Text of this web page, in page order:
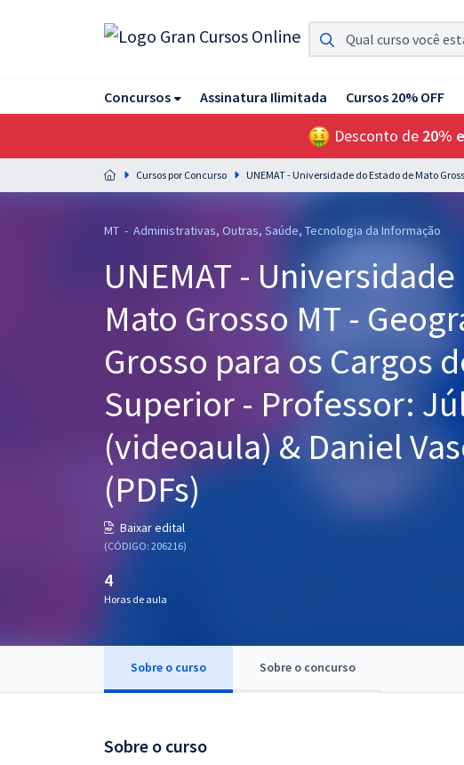
Concursos Assinatura Ilimitada Cursos 20% OFF
Acesso a todos os cursos. Teste grátis por 7 dias!
Acesso ilimitado a toda preparação para o Exame da
Ordem, até você passar!
Residências Multiprofissionais
residências em saúde do Brasil
Questões grátis
Desconto de 20%
Cursos por Concurso UNEMAT - Universidade do Estado de Mato
MT - Administrativas, Outras, Saúde, Tecnologia da Informação
UNEMAT -
Mato Grosso MT -
Grosso para os Cargos
Superior - Professor:
(videoaula) & Daniel
(PDFs)
Baixar edital
(CÓDIGO: 206216)
4
Horas de aula
Sobre o curso Sobre o concurso
Sobre o curso